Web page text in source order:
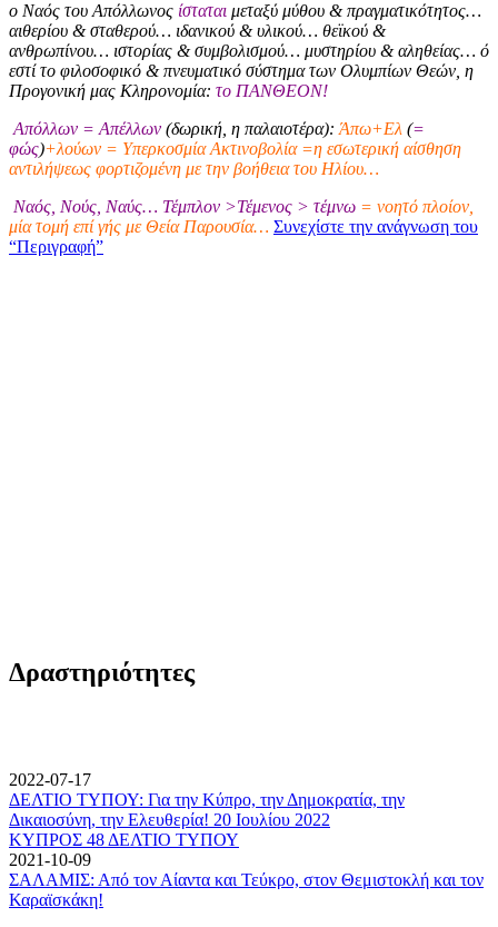
ο Ναός του Απόλλωνος ίσταται μεταξύ μύθου & πραγματικότητος…
αιθερίου & σταθερού… ιδανικού & υλικού… θεϊκού &
ανθρωπίνου… ιστορίας & συμβολισμού… μυστηρίου & αληθείας… ό
εστί το φιλοσοφικό & πνευματικό σύστημα των Ολυμπίων Θεών, η
Προγονική μας Κληρονομία: το ΠΑΝΘΕΟΝ!
Απόλλων = Απέλλων (δωρική, η παλαιοτέρα): Άπω+Ελ (=
φώς)+λούων = Υπερκοσμία Ακτινοβολία =η εσωτερική αίσθηση
αντιλήψεως φορτιζομένη με την βοήθεια του Ηλίου…
Ναός, Νούς, Ναύς… Τέμπλον >Τέμενος > τέμνω = νοητό πλοίον,
μία τομή επί γής με Θεία Παρουσία… Συνεχίστε την ανάγνωση του
“Περιγραφή”
Δραστηριότητες
2022-07-17
ΔΕΛΤΙΟ ΤΥΠΟΥ: Για την Κύπρο, την Δημοκρατία, την
Δικαιοσύνη, την Ελευθερία! 20 Ιουλίου 2022
ΚΥΠΡΟΣ 48 ΔΕΛΤΙΟ ΤΥΠΟΥ
2021-10-09
ΣΑΛΑΜΙΣ: Από τον Αίαντα και Τεύκρο, στον Θεμιστοκλή και τον
Καραϊσκάκη!